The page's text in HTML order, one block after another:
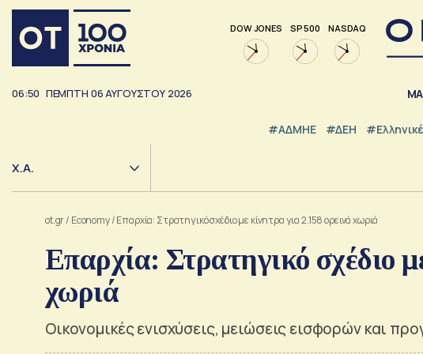
DOW JONES SP 500 NASDAQ
06:50 ΠΕΜΠΤΗ 06ΑΥΓΟΥΣΤΟΥ 2026
#ΑΔΜΗΕ #ΔΕΗ
Χ.Α.
ot.gr/ Economy/Επαρχία: Στρατηγικό σχέδιο με κίνητρα για 2.158 ορεινά χωριά
Επαρχία: Στρατηγικό σχέδιο
χωριά
Οικονομικές ενισχύσεις, μειώσεις εισφορών και